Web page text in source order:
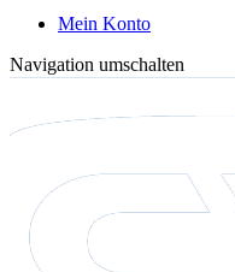
Mein Konto
Navigation umschalten